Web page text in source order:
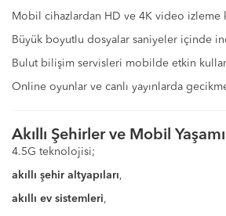
Mobil cihazlardan HD ve 4K video izleme
Büyük boyutlu dosyalar saniyeler içinde
Bulut bilişim servisleri mobilde etkin
Online oyunlar ve canlı yayınlarda
Akıllı Şehirler ve Mobil
4.5G teknolojisi;
akıllı şehir altyapıları,
akıllı ev sistemleri,